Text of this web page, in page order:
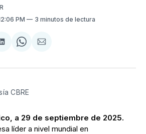
PM 3 minutos de lectura
Compartir
LinkedIn
Share
WhatsApp
Compartir
Email
CBRE
a 29 de septiembre de 2025.
líder a nivel mundial en